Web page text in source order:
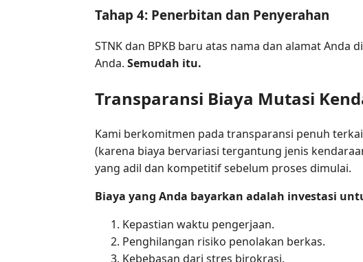
Tahap 4: Penerbitan dan Penyerahan
STNK dan BPKB baru atas nama dan alamat
Anda. Semudah itu.
Transparansi Biaya Mutasi
Kami berkomitmen pada transparansi penuh
(karena biaya bervariasi tergantung jenis
yang adil dan kompetitif sebelum proses dimulai.
Biaya yang Anda bayarkan adalah investasi
Kepastian waktu pengerjaan.
Penghilangan risiko penolakan berkas.
Kebebasan dari stres birokrasi.